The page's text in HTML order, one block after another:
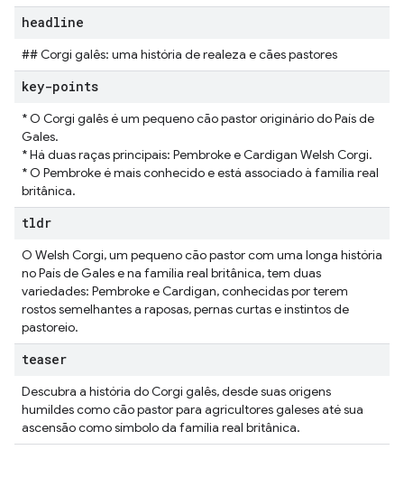
headline
## Corgi galês: uma história de realeza e cães pastores
key-points
* O Corgi galês é um pequeno cão pastor originário do País de
Gales.
* Há duas raças principais: Pembroke e Cardigan Welsh Corgi.
* O Pembroke é mais conhecido e está associado à família real
britânica.
tldr
O Welsh Corgi, um pequeno cão pastor com uma longa história
no País de Gales e na família real britânica, tem duas
variedades: Pembroke e Cardigan, conhecidas por terem
rostos semelhantes a raposas, pernas curtas e instintos de
pastoreio.
teaser
Descubra a história do Corgi galês, desde suas origens
humildes como cão pastor para agricultores galeses até sua
ascensão como símbolo da família real britânica.